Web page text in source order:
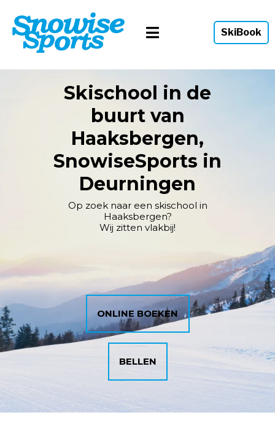
SkiBook
Skischool in de
buurt van
Haaksbergen,
SnowiseSports in
Deurningen
Op zoek naar een skischool in
Haaksbergen?
Wij zitten vlakbij!
ONLINE BOEKEN
BELLEN